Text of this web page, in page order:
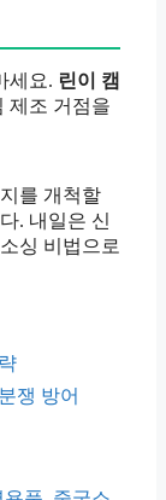
세요. 린이 캠
제조 거점을
를 개척할
. 내일은 신
싱 비법으로
쟁 방어